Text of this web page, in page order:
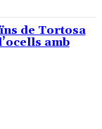
de Tortosa
amb